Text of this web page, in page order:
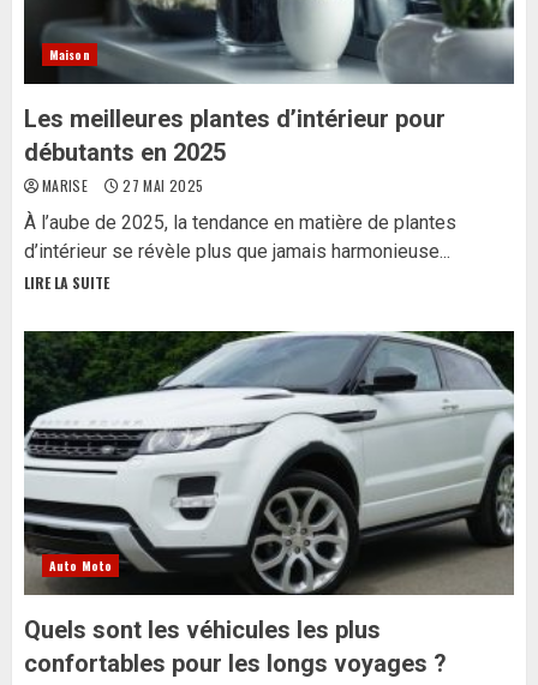
Maison
Les meilleures plantes d’intérieur pour
débutants en 2025
MARISE 27 MAI 2025
À l’aube de 2025, la tendance en matière de plantes
d’intérieur se révèle plus que jamais harmonieuse...
LIRE LA SUITE
Auto Moto
Quels sont les véhicules les plus
confortables pour les longs voyages ?